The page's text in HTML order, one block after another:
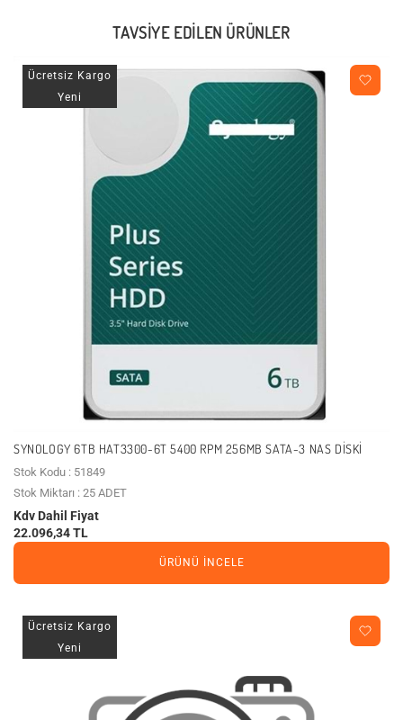
TAVSIYE EDILEN ÜRÜNLER
Ücretsiz Kargo
Yeni
SYNOLOGY 6TB HAT3300-6T 5400 RPM 256MB SATA-3 NAS DISKI
Stok Kodu : 51849
Stok Miktarı : 25 ADET
Kdv Dahil Fiyat
22.096,34 TL
ÜRÜNÜ İNCELE
Ücretsiz Kargo
Yeni